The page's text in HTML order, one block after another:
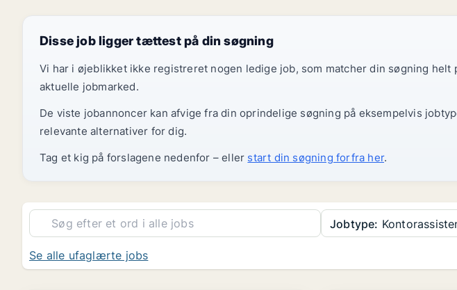
Disse job ligger tættest på din søgning
Vi har i øjeblikket ikke registreret nogen ledige job, som matcher din søgning
aktuelle jobmarked.
De viste jobannoncer kan afvige fra din oprindelige søgning på eksempelvis
relevante alternativer for dig.
Tag et kig på forslagene nedenfor – eller start din søgning forfra her.
Jobtype:
Se alle ufaglærte jobs